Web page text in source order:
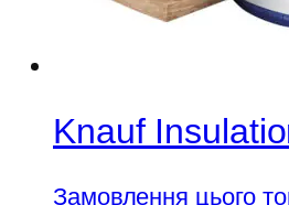
Knauf
Замовлення цього